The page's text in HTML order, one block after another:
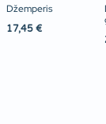
Džemperis
17,45 €